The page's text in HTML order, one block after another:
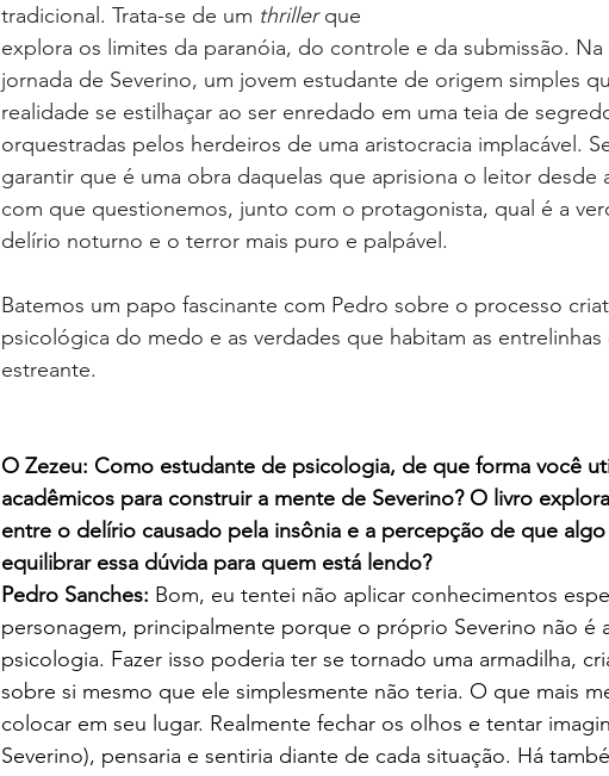
tradicional. Trata-se de um thriller que
explora os limites da paranóia, do controle e da submissão.
jornada de Severino, um jovem estudante de origem simples
realidade se estilhaçar ao ser enredado em uma teia de
orquestradas pelos herdeiros de uma aristocracia implacável.
garantir que é uma obra daquelas que aprisiona o leitor desde
com que questionemos, junto com o protagonista, qual é a
delírio noturno e o terror mais puro e palpável.
Batemos um papo fascinante com Pedro sobre o processo
psicológica do medo e as verdades que habitam as
estreante.
O Zezeu: Como estudante de psicologia, de que forma você
acadêmicos para construir a mente de Severino? O livro
entre o delírio causado pela insônia e a percepção de que
equilibrar essa dúvida para quem está lendo?
Pedro Sanches: Bom, eu tentei não aplicar conhecimentos
personagem, principalmente porque o próprio Severino não é
psicologia. Fazer isso poderia ter se tornado uma armadilha,
sobre si mesmo que ele simplesmente não teria. O que mais
colocar em seu lugar. Realmente fechar os olhos e tentar
Severino), pensaria e sentiria diante de cada situação. Há